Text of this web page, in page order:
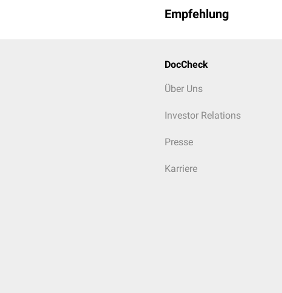
Empfehlung
DocCheck
Über Uns
Investor Relations
Presse
Karriere